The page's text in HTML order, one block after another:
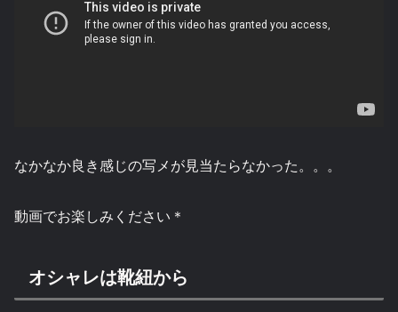
なかなか良き感じの写メが見当たらなかった。。。
動画でお楽しみください＊
オシャレは靴紐から